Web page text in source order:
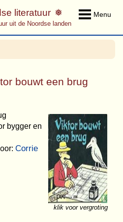
Menu
literatuur
uit de Noordse landen
bouwt een brug
klik voor vergroting
bygger en
Corrie